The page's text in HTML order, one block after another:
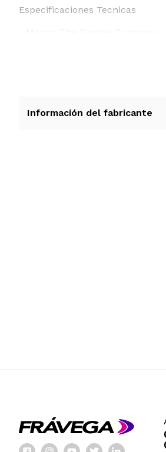
Especificaciones Tecnicas
- Uso: Recomendado para
Información del fabricante